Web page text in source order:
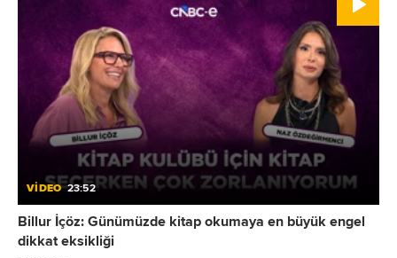
VİDEO 23:52
Billur İçöz: Günümüzde kitap okumaya en büyük engel
dikkat eksikliği